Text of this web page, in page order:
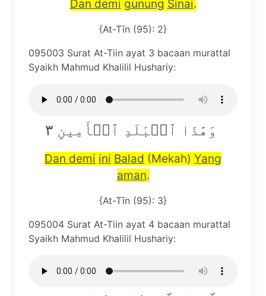
Dan demi gunung Sinai.
{At-Tīn (95): 2}
095003 Surat At-Tiin ayat 3 bacaan murattal
Syaikh Mahmud Khalilil Hushariy:
Dan demi ini Balad (Mekah) Yang
aman.
{At-Tīn (95): 3}
095004 Surat At-Tiin ayat 4 bacaan murattal
Syaikh Mahmud Khalilil Hushariy: